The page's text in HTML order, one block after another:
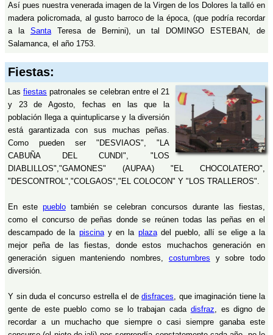
Así pues nuestra venerada imagen de la Virgen de los Dolores la talló en
madera policromada, al gusto barroco de la época, (que podría recordar
a la SantaTeresa de Bernini), un tal DOMINGO ESTEBAN, de
Salamanca, el año 1753.
Fiestas:
Lasfiestas patronales se celebran entre el 21
y 23 de Agosto, fechas en las que la
población llega a quintuplicarse y la diversión
está garantizada con sus muchas peñas.
Como pueden ser "DESVIAOS", "LA
CABUÑA DEL CUNDI", "LOS
DIABLILLOS","GAMONES" (AUPAA) "EL CHOCOLATERO",
"DESCONTROL","COLGAOS","EL COLOCON" Y "LOS TRALLEROS".
En este pueblotambién se celebran concursos durante las fiestas,
como el concurso de peñas donde se reúnen todas las peñas en el
descampado de la piscinay en la plazadel pueblo, allí se elige a la
mejor peña de las fiestas, donde estos muchachos generación en
generación siguen manteniendo nombres, costumbres y sobre todo
diversión.
Y sin duda el concurso estrella el de disfraces, que imaginación tiene la
gente de este pueblo como se lo trabajan cada disfraz, es digno de
recordar a un muchacho que siempre o casi siempre ganaba este